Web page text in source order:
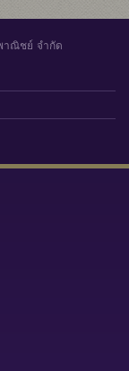
าณิชย์ จำกัด